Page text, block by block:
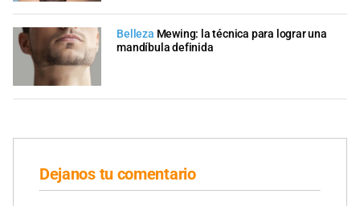
Belleza Mewing: la técnica para lograr una
mandíbula definida
Dejanos tu comentario